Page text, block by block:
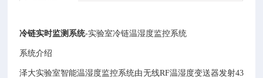
冷链实时监测系统-实验室冷链温湿度监控系统
系统介绍
泽大实验室智能温湿度监控系统由无线RF温湿度变送器发射43